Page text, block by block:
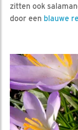
zitten ook
door een blauwe